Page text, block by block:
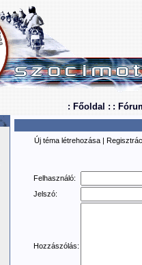
: Főoldal : :
Új téma létrehozása |
Felhasználó:
Jelszó:
Hozzászólás: